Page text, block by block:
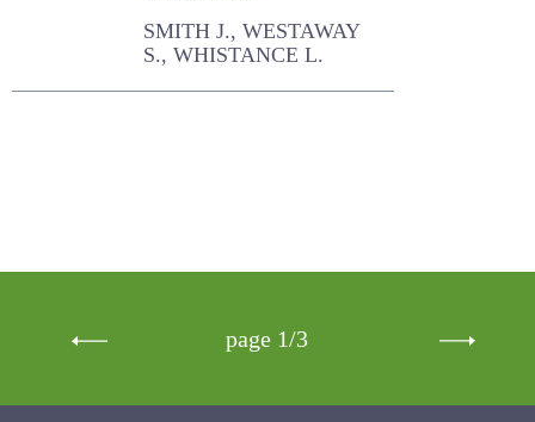
SMITH J., WESTAWAY S.,
WHISTANCE L.